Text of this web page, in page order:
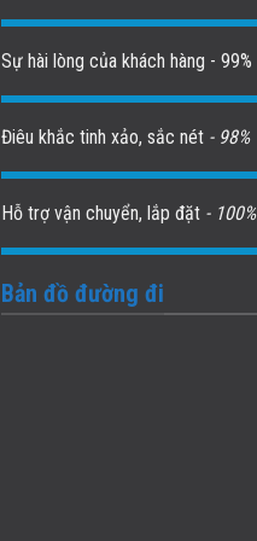
Sự hài lòng của khách hàng - 99%
Điêu khắc tinh xảo, sắc nét - 98%
Hỗ trợ vận chuyển, lắp đặt - 100%
Bản đồ đường đi